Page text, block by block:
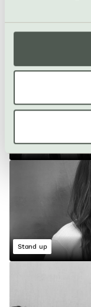
Allt
Pop & rock Konsert
Stand up